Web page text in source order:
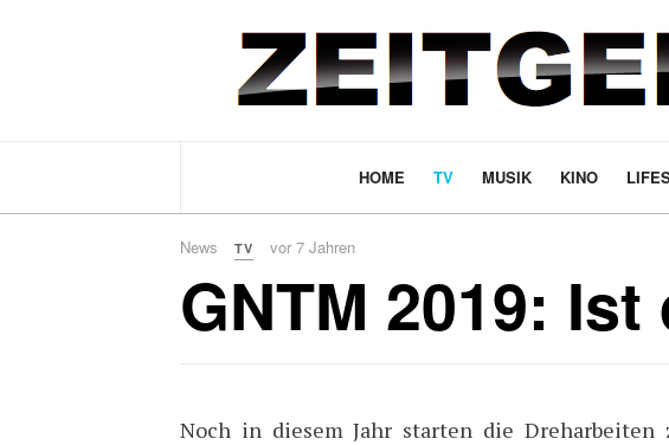
HOME TV MUSIK KINO
News TV vor 7 Jahren
GNTM 2019:
Noch in diesem Jahr starten die Dreharbeiten